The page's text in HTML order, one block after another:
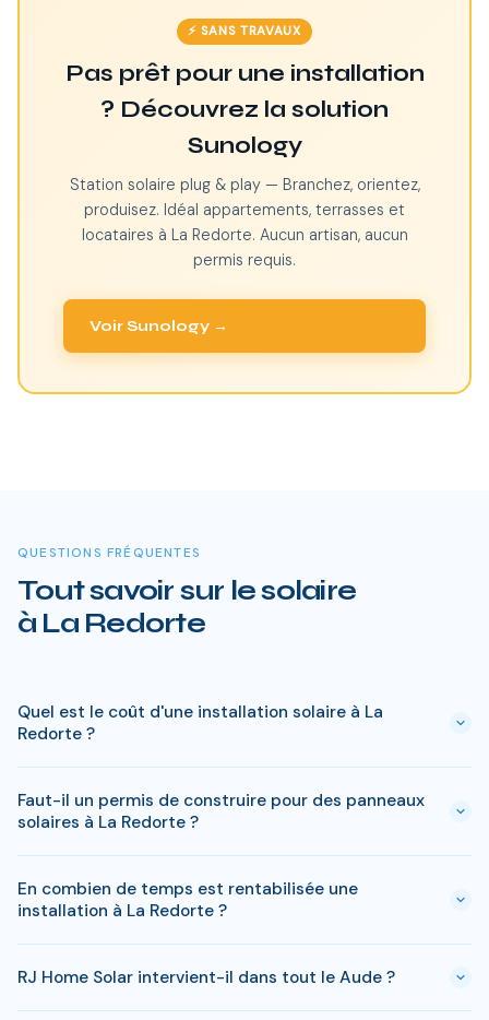
⚡ SANS TRAVAUX
Pas prêt pour une installation
? Découvrez la solution
Sunology
Station solaire plug & play — Branchez, orientez,
produisez. Idéal appartements, terrasses et
locataires à La Redorte. Aucun artisan, aucun
permis requis.
Voir Sunology →
QUESTIONS FRÉQUENTES
Tout savoir sur le solaire
à La Redorte
Quel est le coût d'une installation solaire à La
Redorte ?
à 9 kWc). Après les aides disponibles en Aude
(MaPrimeRénov', prime autoconsommation, TVA réduite), le
reste à charge peut descendre sous 4 000 € pour une
installation standard de 3 kWc.
Faut-il un permis de construire pour des panneaux
solaires à La Redorte ?
à La Redorte. Si votre bien est classé ou en zone protégée
en Aude, des règles spécifiques peuvent s'appliquer. RJ Home
Solar gère toutes ces démarches sans surcoût.
En combien de temps est rentabilisée une
installation à La Redorte ?
7-9 ans selon votre consommation. Les aides disponibles en
Aude permettent de reduire significativement ce delai.
RJ Home Solar intervient-il dans tout le Aude ?